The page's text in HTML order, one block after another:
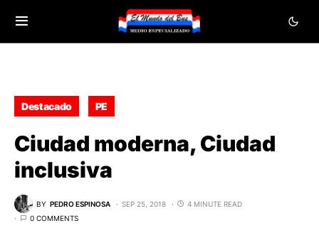
Destacado PE
Ciudad moderna, Ciudad
inclusiva
BY PEDRO ESPINOSA SEP 25, 2018
4 MINUTE READ
0 COMMENTS